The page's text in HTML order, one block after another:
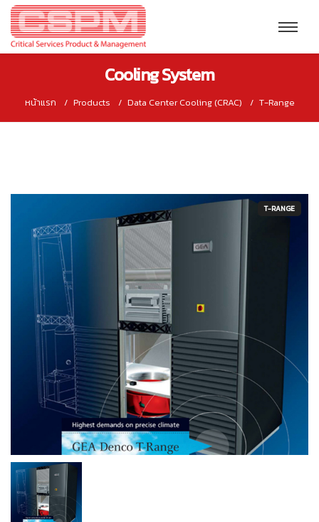
Cooling System
หน้าแรก Products Data Center Cooling (CRAC) T-Range
T-RANGE